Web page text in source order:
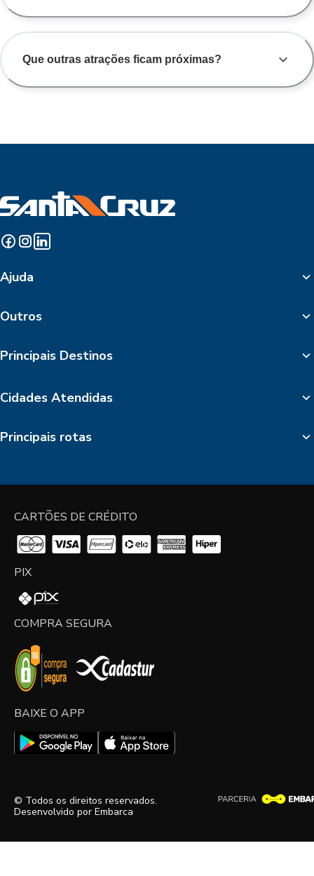
Que outras atrações ficam próximas?
Ajuda
Outros
Principais Destinos
Cidades Atendidas
Principais rotas
CARTÕES DE CRÉDITO
PIX
COMPRA SEGURA
BAIXE O APP
© Todos os direitos reservados.
Desenvolvido por Embarca